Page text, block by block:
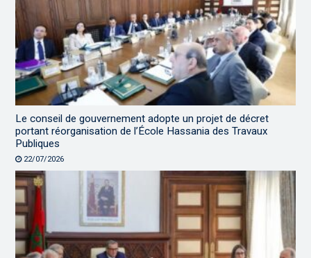
Le conseil de gouvernement adopte un projet de décret
portant réorganisation de l’École Hassania des Travaux
Publiques
22/07/2026